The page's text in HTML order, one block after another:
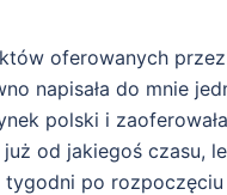
oferowanych
napisała do mnie
polski i
od jakiegoś czasu,
tygodni po